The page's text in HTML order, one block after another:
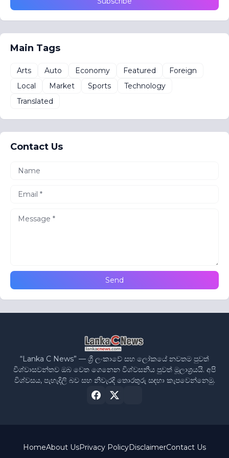
Main Tags
Arts Auto Economy Featured
Foreign
Local
Market Sports
Technology
Translated
Contact Us
“Lanka C News” — ශ්‍රී ලංකාවේ සහ ලෝකයේ නවතම පුවත්
විශ්වාසවන්තව ඔබ වෙත ගෙනෙන විශ්වසනීය පුවත් මූලාශ්‍රයයි. අපි
විශ්වසය, පැහැදිලි බව සහ නිවැරදි තොරතුරු සඳහා කැපවෙන්නෙමු.
HomeAbout UsPrivacy PolicyDisclaimerContact Us